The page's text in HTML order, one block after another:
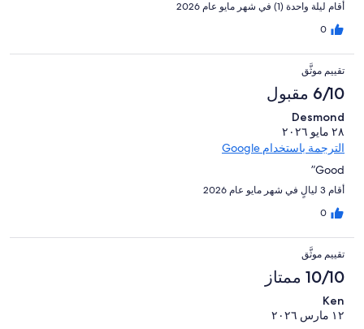
أقام ليلة واحدة (1) في شهر مايو عام 2026
0
تقييم موثَّق
6/10 مقبول
Desmond
٢٨ مايو ٢٠٢٦
الترجمة باستخدام Google
Good”
أقام 3 ليالٍ في شهر مايو عام 2026
0
تقييم موثَّق
10/10 ممتاز
Ken
١٢ مارس ٢٠٢٦